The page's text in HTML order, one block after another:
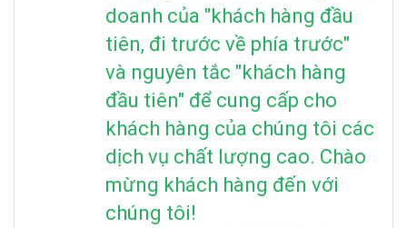
doanh của "khách hàng đầu
tiên, đi trước về phía trước"
và nguyên tắc "khách hàng
đầu tiên" để cung cấp cho
khách hàng của chúng tôi các
dịch vụ chất lượng cao. Chào
mừng khách hàng đến với
chúng tôi!